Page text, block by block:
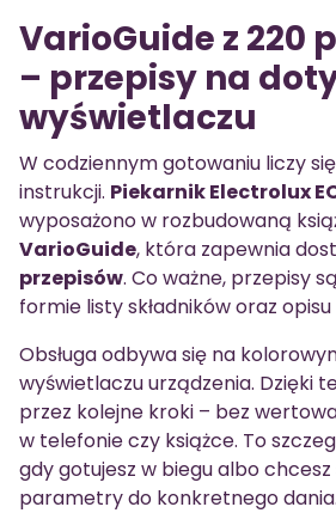
VarioGuide z 220
– przepisy na
wyświetlaczu
W codziennym gotowaniu liczy
instrukcji. Piekarnik Electrolux
wyposażono w rozbudowaną
VarioGuide, która zapewnia
przepisów. Co ważne, przepisy
formie listy składników oraz
Obsługa odbywa się na
wyświetlaczu urządzenia. Dzięki
przez kolejne kroki – bez
w telefonie czy książce. To
gdy gotujesz w biegu albo
parametry do konkretnego dania.